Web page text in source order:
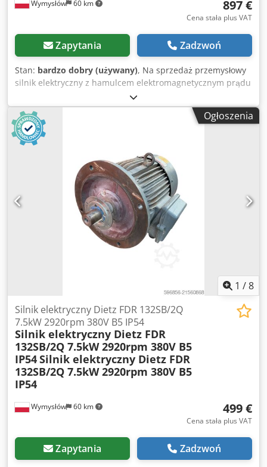
Wymysłów 60 km 897 €
Cena stała plus VAT
Zapytania Zadzwoń
Stan: bardzo dobry (używany), Na sprzedaż przemysłowy
silnik elektryczny z hamulcem elektromagnetycznym prądu
stałego. Kompletna jednostka napędowa stosowana w
maszynach przemysłowych, suwnicach, wciągarkach,
przenośnikach oraz innych urządzeniach wymagających
zatrzymania wału po wyłączeniu zasilania. Silnik pochodzi z
demontażu maszyny przemysłowej. Stan wizualny bardzo
dobry – normalne ślady użytkowania, technicznie bez
zarzutu. Hamulec elektromagnetyczny zapewnia
natychmiastowe zatrzymanie i blokadę wału, co jest często
stosowane w napędach wymagających wysokiego poziomu
bezpieczeństwa. Crjdpfx Aeyridbeb Hef Dane techniczne
producent silnika: Cantoni typ silnika: 3-fazowy moc: 5.5
kW napięcie: 400 V częstotliwość: 50 Hz prędkość obrotowa:
ok. 950 obr/min stopień ochrony: IP55 klasa izolacji: F
Ogłoszenia
1 /8
Wymysłów 60 km
Silnik elektryczny Dietz FDR 132SB/2Q
7.5kW 2920rpm 380V B5 IP54
Silnik elektryczny Dietz FDR
132SB/2Q 7.5kW 2920rpm 380V B5
IP54Silnik elektryczny Dietz FDR
132SB/2Q 7.5kW 2920rpm 380V B5
IP54
499 €
Cena stała plus VAT
Zapytania Zadzwoń